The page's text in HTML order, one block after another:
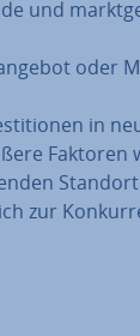
und
oder
in
Faktoren
zur